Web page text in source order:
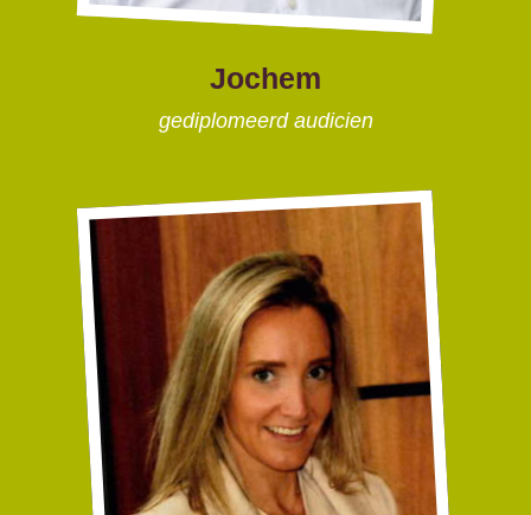
Jochem
gediplomeerd audicien